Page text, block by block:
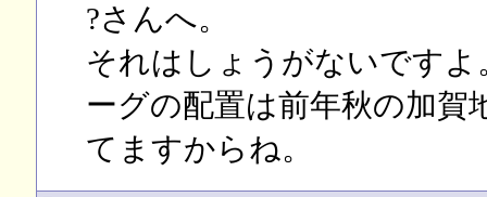
?さんへ。
それはしょうがないです
ーグの配置は前年秋の加賀
てますからね。